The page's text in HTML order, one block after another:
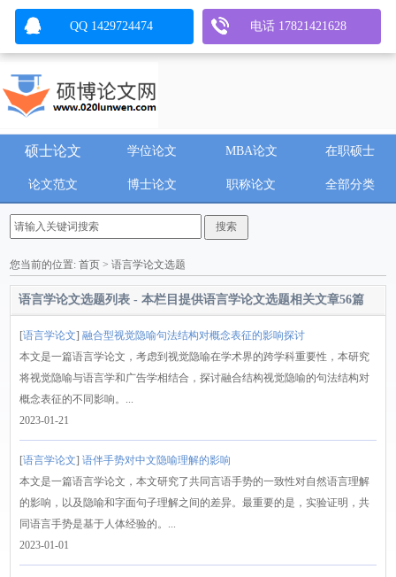
硕士论文 学位论文 MBA论文 在职硕士
论文范文 博士论文 职称论文 全部分类
您当前的位置:首页> 语言学论文选题
语言学论文选题列表 - 本栏目提供语言学论文选题相关文章56篇
[语言学论文]融合型视觉隐喻句法结构对概念表征的影响探讨
本文是一篇语言学论文，考虑到视觉隐喻在学术界的跨学科重要性，本研究
将视觉隐喻与语言学和广告学相结合，探讨融合结构视觉隐喻的句法结构对
概念表征的不同影响。...
2023-01-21
[语言学论文]语伴手势对中文隐喻理解的影响
本文是一篇语言学论文，本文研究了共同言语手势的一致性对自然语言理解
的影响，以及隐喻和字面句子理解之间的差异。最重要的是，实验证明，共
同语言手势是基于人体经验的。...
2023-01-01
QQ 1429724474 电话 17821421628